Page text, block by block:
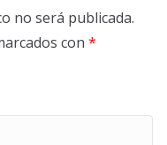
no será publicada.
con *